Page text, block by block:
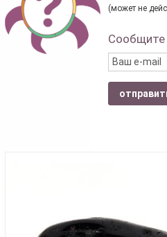
(может не
Сообщите